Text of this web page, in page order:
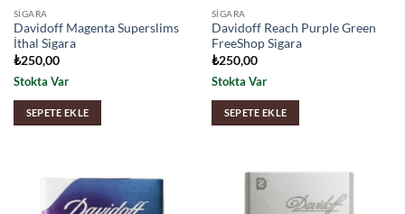
SIGARA
Davidoff Magenta Superslims
İthal Sigara
₺250,00
Stokta Var
SEPETE EKLE
SIGARA
Davidoff Reach Purple Green
FreeShop Sigara
₺250,00
Stokta Var
SEPETE EKLE